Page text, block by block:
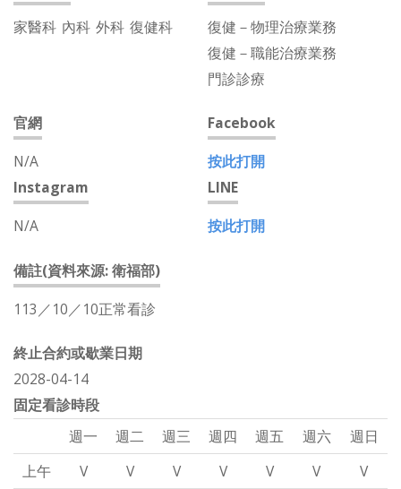
家醫科 內科 外科 復健科
復健－物理治療業務
復健－職能治療業務
門診診療
官網
N/A
Facebook
按此打開
Instagram
N/A
LINE
按此打開
備註(資料來源: 衛福部)
113／10／10正常看診
終止合約或歇業日期
2028-04-14
固定看診時段
週一
週二 週三 週四 週五 週六
週日
上午
V V V V V V
V